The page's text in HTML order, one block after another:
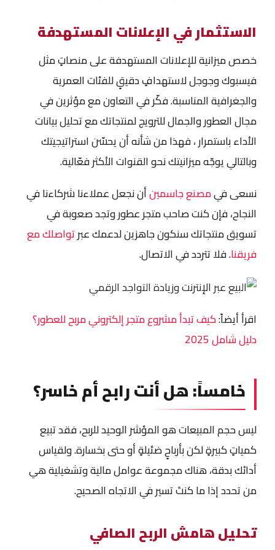
الاستثمار في الإعلانات المستهدفة
خصص ميزانية للإعلانات المستهدفة على منصاتٍ مثل
فيسبوك وجوجل لاستهدافٍ دقيقٍ للفئات العمرية
والجغرافية المناسبة. فكّر في التعاون مع مؤثرين في
مجال العطور والجمال للترويج لمنتجاتك مع تحليل بيانات
الأداء باستمرار ، فهذا من شأنه أن يحسّن استراتيجيتك
وبالتالي يوجّه ميزانيتك نحو القنوات الأكثر فعّالية.
نسعى فيمصنع جاسمينأن نجعل عملاءنا شركاءنا في
النجاح، فإن كنت صاحب متجر عطور وتجد صعوبة في
تسويق منتجاتك سنكون جاهزين لدعمك عبرتواصلك مع
فريقنا. فلا تتردد في الاتصال.
اقرأ أيضاً:كيف تبدأ مشروع متجر إلكتروني مربح للعطور؟
دليل شامل 2025
خامساً: هل أنت رابح أم خاسر؟
ليس حجم المبيعات هو المؤشر الوحيد للربح، فقد تبيع
كمياتٍ كبيرةٍ لكن بأرباحٍ ضئيلةٍ أو حتى بخسارة. ولقياس
أدائك بدقة، هناك مجموعة عوامل مالية وتشغيلية هي
من تحدد إذا ما كنتَ تسير في الاتجاه الصحيح.
تحليل هامش الربح الصافي